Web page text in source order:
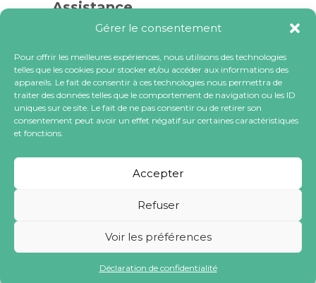
Gérer le consentement
Pour offrir les meilleures expériences, nous utilisons des technologies
telles que les cookies pour stocker et/ou accéder aux informations des
appareils. Le fait de consentir à ces technologies nous permettra de
traiter des données telles que le comportement de navigation ou les ID
uniques sur ce site. Le fait de ne pas consentir ou de retirer son
consentement peut avoir un effet négatif sur certaines caractéristiques
et fonctions.
Accepter
Refuser
Voir les préférences
Déclaration de confidentialité
Assistance
Contactez-nous
FAQ
Blog
Contactez-nous
contact@locacoeur.com
(+33) 0806 079 112
Tous droits réservés à LOCACOEUR SA